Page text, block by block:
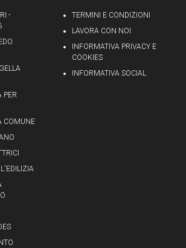
-
PER
COMUNE
TERMINI E CONDIZIONI
LAVORA CON NOI
INFORMATIVA PRIVACY E
COOKIES
INFORMATIVA SOCIAL